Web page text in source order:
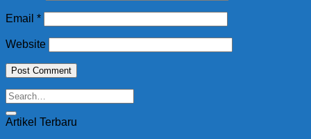
Email *
Website
Artikel Terbaru